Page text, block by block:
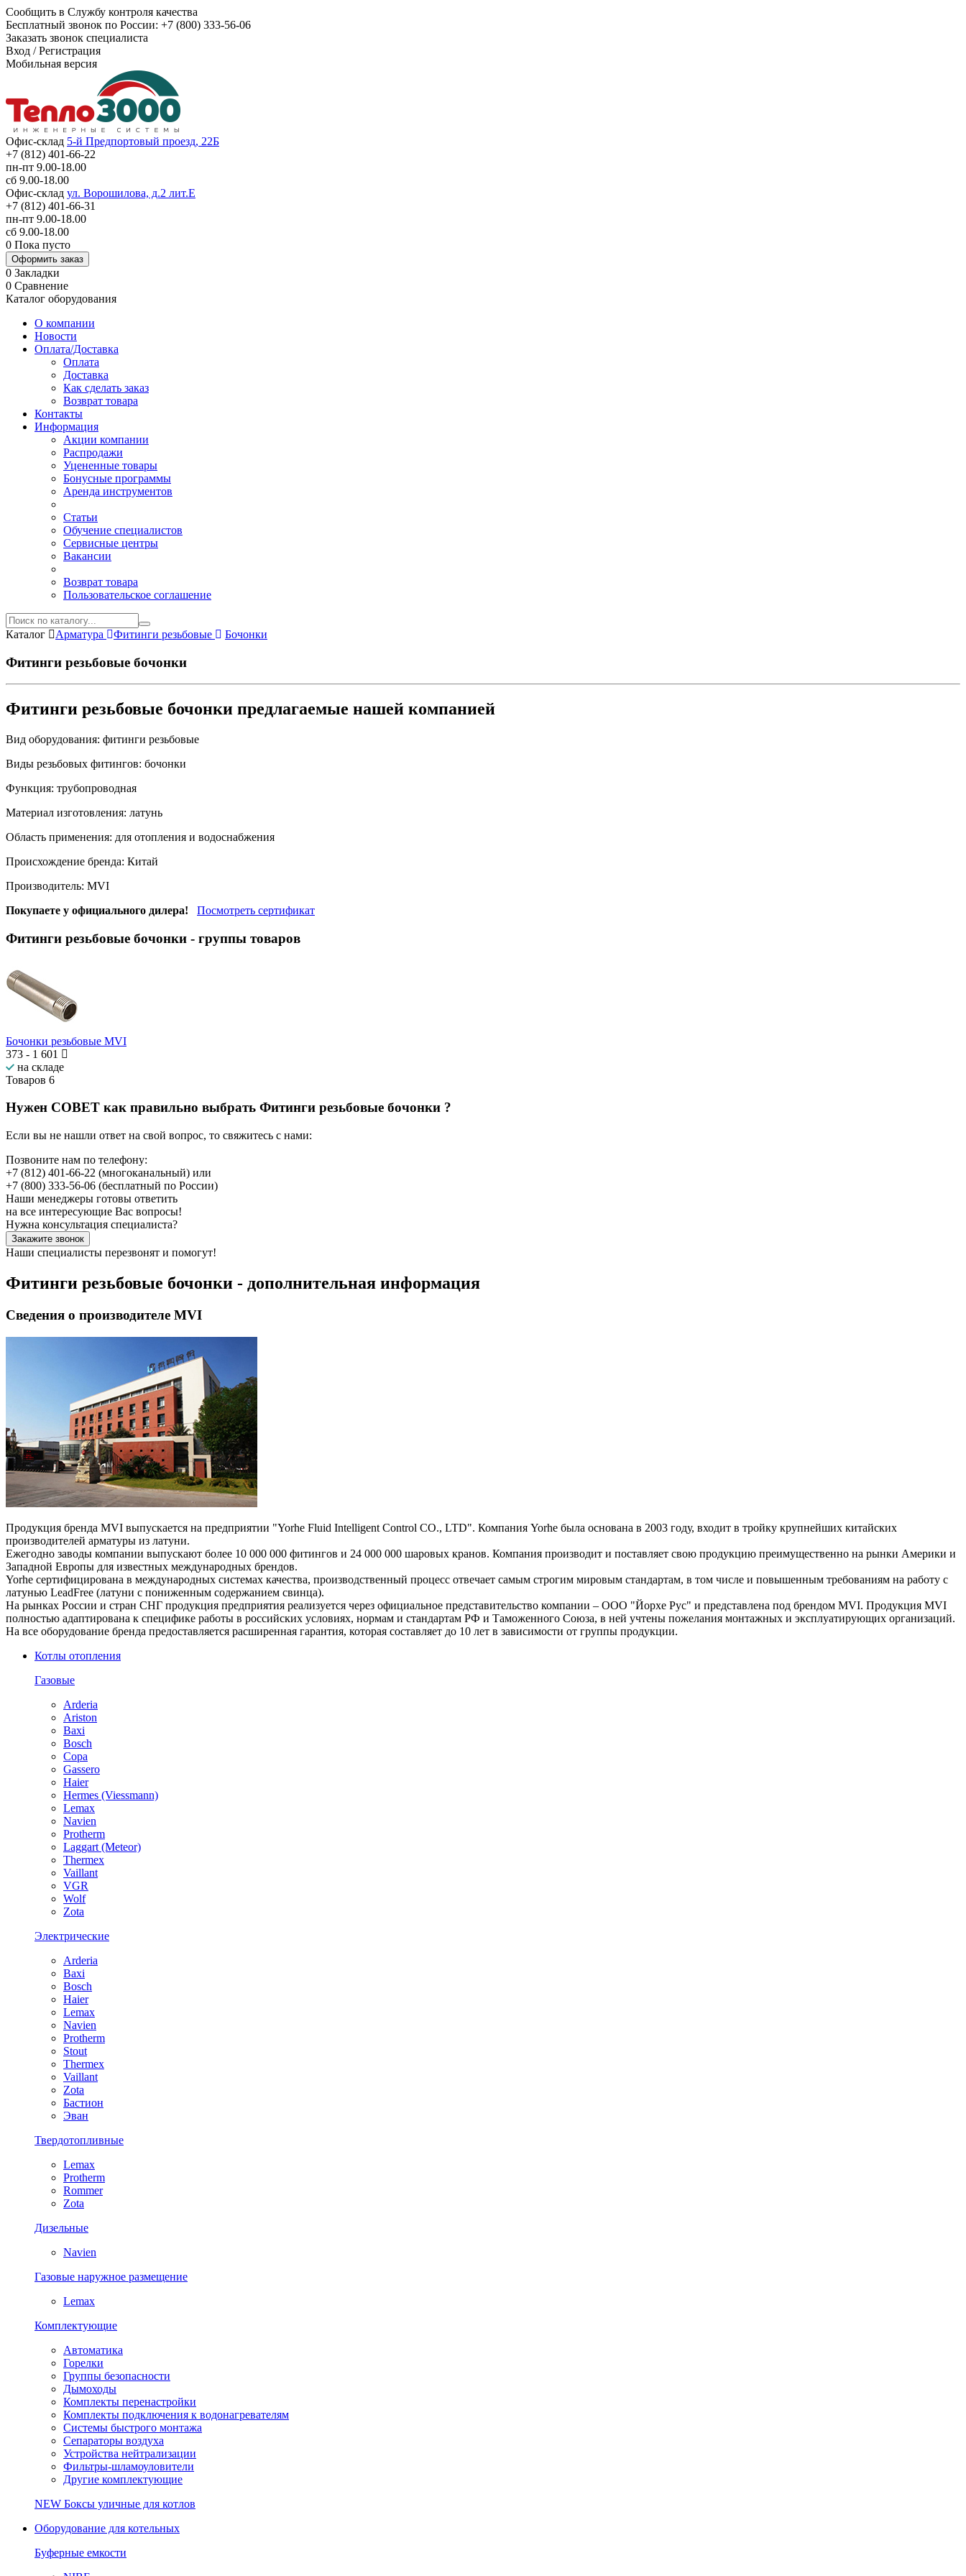
Сообщить в Службу контроля качества
Бесплатный звонок по России: +7 (800) 333-56-06
Заказать звонок специалиста
Вход /Регистрация
Мобильная версия
Офис-склад 5-й Предпортовый проезд, 22Б
+7 (812) 401-66-22
пн-пт 9.00-18.00
сб 9.00-18.00
Офис-склад ул. Ворошилова, д.2 лит.Е
+7 (812) 401-66-31
пн-пт 9.00-18.00
сб 9.00-18.00
0 Пока пусто
Оформить заказ
0 Закладки
0 Сравнение
Каталог оборудования
О компании
Новости
Оплата/Доставка
Оплата
Доставка
Как сделать заказ
Возврат товара
Контакты
Информация
Акции компании
Распродажи
Уцененные товары
Бонусные программы
Аренда инструментов
Статьи
Обучение специалистов
Сервисные центры
Вакансии
Возврат товара
Пользовательское соглашение
Каталог Арматура Фитинги резьбовые Бочонки
Фитинги резьбовые бочонки
Фитинги резьбовые бочонки предлагаемые нашей компанией
Вид оборудования: фитинги резьбовые
Виды резьбовых фитингов: бочонки
Функция: трубопроводная
Материал изготовления: латунь
Область применения: для отопления и водоснабжения
Происхождение бренда: Китай
Производитель: MVI
Покупаете у официального дилера!
Посмотреть сертификат
Фитинги резьбовые бочонки - группы товаров
Бочонки резьбовые MVI
373 - 1 601
на складе
Товаров 6
Нужен СОВЕТ как правильно выбрать Фитинги резьбовые бочонки ?
Если вы не нашли ответ на свой вопрос, то свяжитесь с нами:
Позвоните нам по телефону:
+7 (812) 401-66-22 (многоканальный) или
+7 (800) 333-56-06 (бесплатный по России)
Наши менеджеры готовы ответить
на все интересующие Вас вопросы!
Нужна консультация специалиста?
Закажите звонок
Наши специалисты перезвонят и помогут!
Фитинги резьбовые бочонки - дополнительная информация
Сведения о производителе MVI
Продукция бренда MVI выпускается на предприятии "Yorhe Fluid Intelligent Control CO., LTD". Компания Yorhe была основана в 2003 году, входит в тройку крупнейших китайских
производителей арматуры из латуни.
Ежегодно заводы компании выпускают более 10 000 000 фитингов и 24 000 000 шаровых кранов. Компания производит и поставляет свою продукцию преимущественно на рынки Америки и
Западной Европы для известных международных брендов.
Yorhe сертифицирована в международных системах качества, производственный процесс отвечает самым строгим мировым стандартам, в том числе и повышенным требованиям на работу с
латунью LeadFree (латуни с пониженным содержанием свинца).
На рынках России и стран СНГ продукция предприятия реализуется через официальное представительство компании – ООО "Йорхе Рус" и представлена под брендом MVI. Продукция MVI
полностью адаптирована к специфике работы в российских условиях, нормам и стандартам РФ и Таможенного Союза, в ней учтены пожелания монтажных и эксплуатирующих организаций.
На все оборудование бренда предоставляется расширенная гарантия, которая составляет до 10 лет в зависимости от группы продукции.
Котлы отопления
Газовые
Arderia
Ariston
Baxi
Bosch
Copa
Gassero
Haier
Hermes (Viessmann)
Lemax
Navien
Protherm
Laggart (Meteor)
Thermex
Vaillant
VGR
Wolf
Zota
Электрические
Arderia
Baxi
Bosch
Haier
Lemax
Navien
Protherm
Stout
Thermex
Vaillant
Zota
Бастион
Эван
Твердотопливные
Lemax
Protherm
Rommer
Zota
Дизельные
Navien
Газовые наружное размещение
Lemax
Комплектующие
Автоматика
Горелки
Группы безопасности
Дымоходы
Комплекты перенастройки
Комплекты подключения к водонагревателям
Системы быстрого монтажа
Сепараторы воздуха
Устройства нейтрализации
Фильтры-шламоуловители
Другие комплектующие
NEW Боксы уличные для котлов
Оборудование для котельных
Буферные емкости